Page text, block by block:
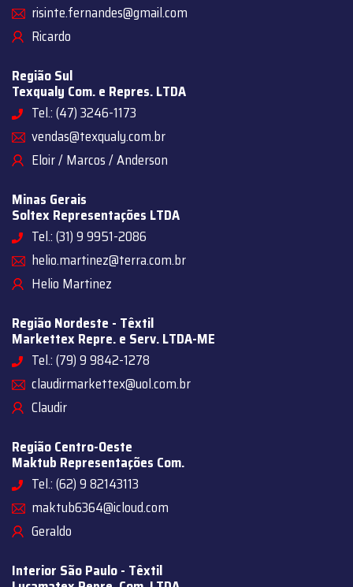
risinte.fernandes@gmail.com
Ricardo
Região Sul
Texqualy Com. e Repres. LTDA
Tel.: (47) 3246-1173
vendas@texqualy.com.br
Eloir / Marcos / Anderson
Minas Gerais
Soltex Representações LTDA
Tel.: (31) 9 9951-2086
helio.martinez@terra.com.br
Helio Martinez
Região Nordeste - Têxtil
Markettex Repre. e Serv. LTDA-ME
Tel.: (79) 9 9842-1278
claudirmarkettex@uol.com.br
Claudir
Região Centro-Oeste
Maktub Representações Com.
Tel.: (62) 9 82143113
maktub6364@icloud.com
Geraldo
Interior São Paulo - Têxtil